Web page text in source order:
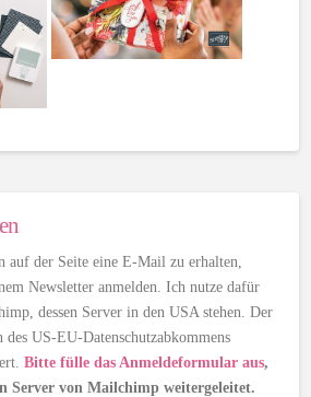
auf der Seite eine E-Mail zu erhalten,
Newsletter anmelden. Ich nutze dafür
dessen Server in den USA stehen. Der
US-EU-Datenschutzabkommens
Bitte fülle das Anmeldeformular aus,
Server von Mailchimp weitergeleitet.